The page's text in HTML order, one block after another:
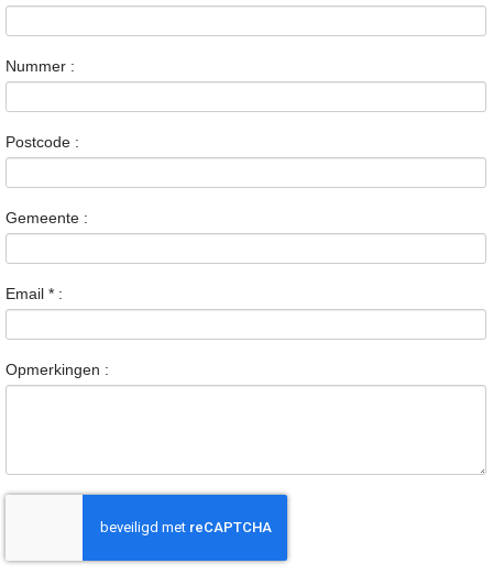
Nummer :
Postcode :
Gemeente :
Email * :
Opmerkingen :